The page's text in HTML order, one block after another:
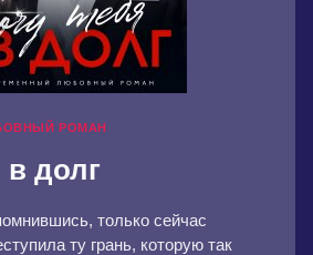
РОМАН
в долг
только сейчас
ту грань, которую так